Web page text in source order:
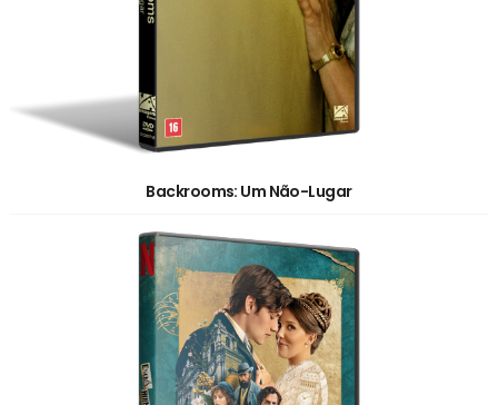
Backrooms: Um Não-Lugar